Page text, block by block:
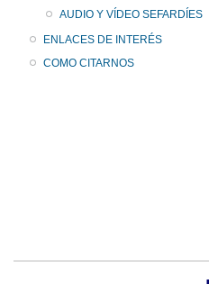
AUDIO Y VÍDEO SEFARDÍES
ENLACES DE INTERÉS
COMO CITARNOS